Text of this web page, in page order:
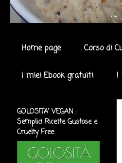
Home page Corso di
I miei Ebook gratuiti I
GOLOSITA' VEGAN :
Semplici Ricette Gustose e
Cruelty Free